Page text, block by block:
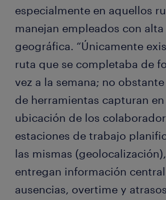
especialmente en aquellos
manejan empleados con
geográfica. “Únicamente
ruta que se completaba de
vez a la semana; no
de herramientas capturan
ubicación de los
estaciones de trabajo
las mismas
entregan información
ausencias, overtime y